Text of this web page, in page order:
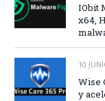
IObit
x64,
10
Wise
y